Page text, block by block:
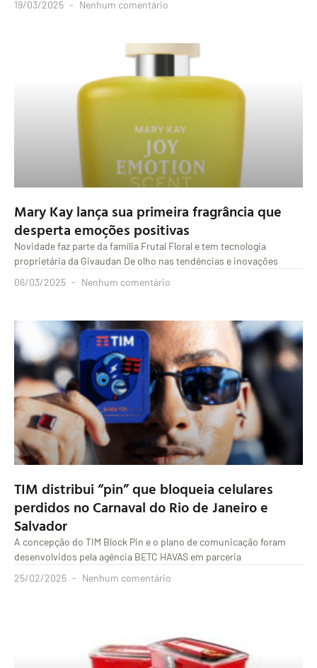
19/03/2025
Nenhum comentário
Mary Kay lança sua primeira fragrância que
desperta emoções positivas
Novidade faz parte da família Frutal Floral e tem tecnologia
proprietária da Givaudan De olho nas tendências e inovações
06/03/2025
Nenhum comentário
TIM distribui “pin” que bloqueia celulares
perdidos no Carnaval do Rio de Janeiro e
Salvador
A concepção do TIM Block Pin e o plano de comunicação foram
desenvolvidos pela agência BETC HAVAS em parceria
25/02/2025
Nenhum comentário